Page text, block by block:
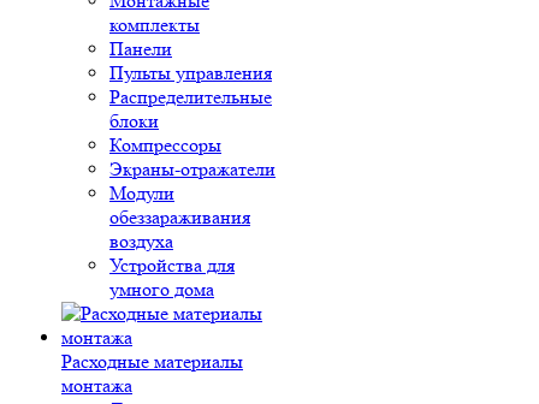
комплекты
Панели
Пульты управления
Распределительные
блоки
Компрессоры
Экраны-отражатели
Модули
обеззараживания
воздуха
Устройства для
умного дома
Расходные материалы
монтажа